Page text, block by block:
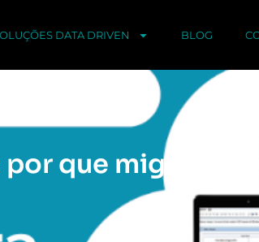
DATA DRIVEN BLOG
por que migrar